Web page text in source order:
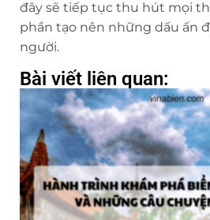
đây sẽ tiếp tục thu hút mọi
phần tạo nên những dấu ấn
người.
Bài viết liên quan: